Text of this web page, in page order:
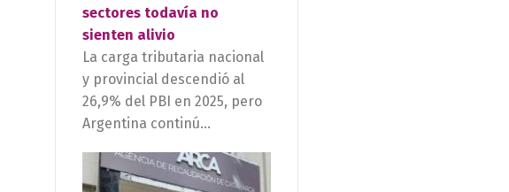
sectores todavía no
sienten alivio
La carga tributaria nacional
y provincial descendió al
26,9% del PBI en 2025, pero
Argentina continú...